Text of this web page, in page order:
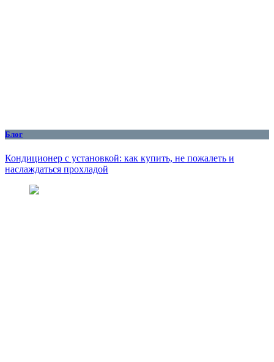
Блог
Кондиционер с установкой: как купить, не пожалеть и
наслаждаться прохладой